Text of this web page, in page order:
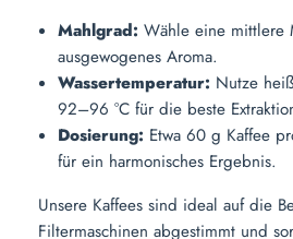
Mahlgrad: Wähle eine mittlere
ausgewogenes Aroma.
Wassertemperatur: Nutze
92–96 °C für die beste
Dosierung: Etwa 60 g Kaffee
für ein harmonisches Ergebnis.
Unsere Kaffees sind ideal auf die
Filtermaschinen abgestimmt und